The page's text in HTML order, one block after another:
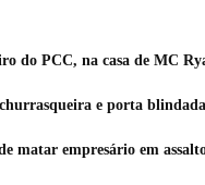
do PCC, na casa de MC
e porta blindada
matar empresário em